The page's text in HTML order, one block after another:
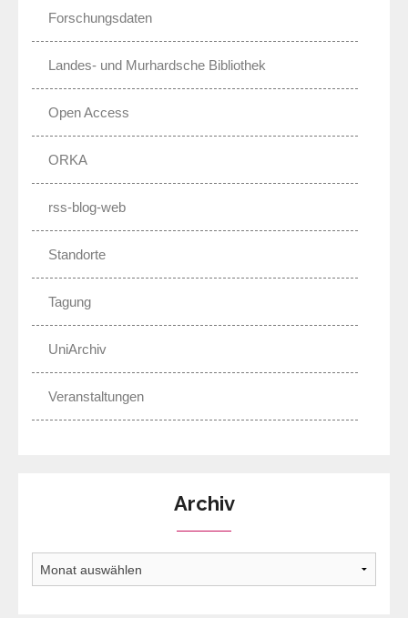
Forschungsdaten
Landes- und Murhardsche Bibliothek
Open Access
ORKA
rss-blog-web
Standorte
Tagung
UniArchiv
Veranstaltungen
Archiv